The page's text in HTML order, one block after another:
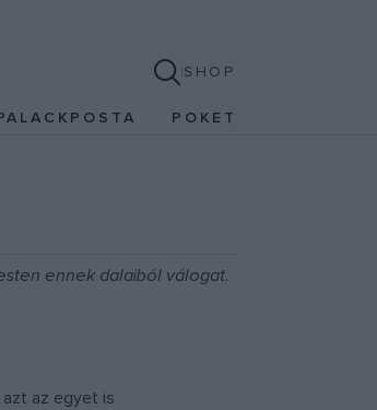
SHOP
POKET
ennek dalaiból válogat.
az egyet is